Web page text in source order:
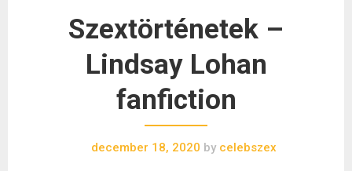
Szextörténetek –
Lindsay Lohan
fanfiction
december 18, 2020 by celebszex